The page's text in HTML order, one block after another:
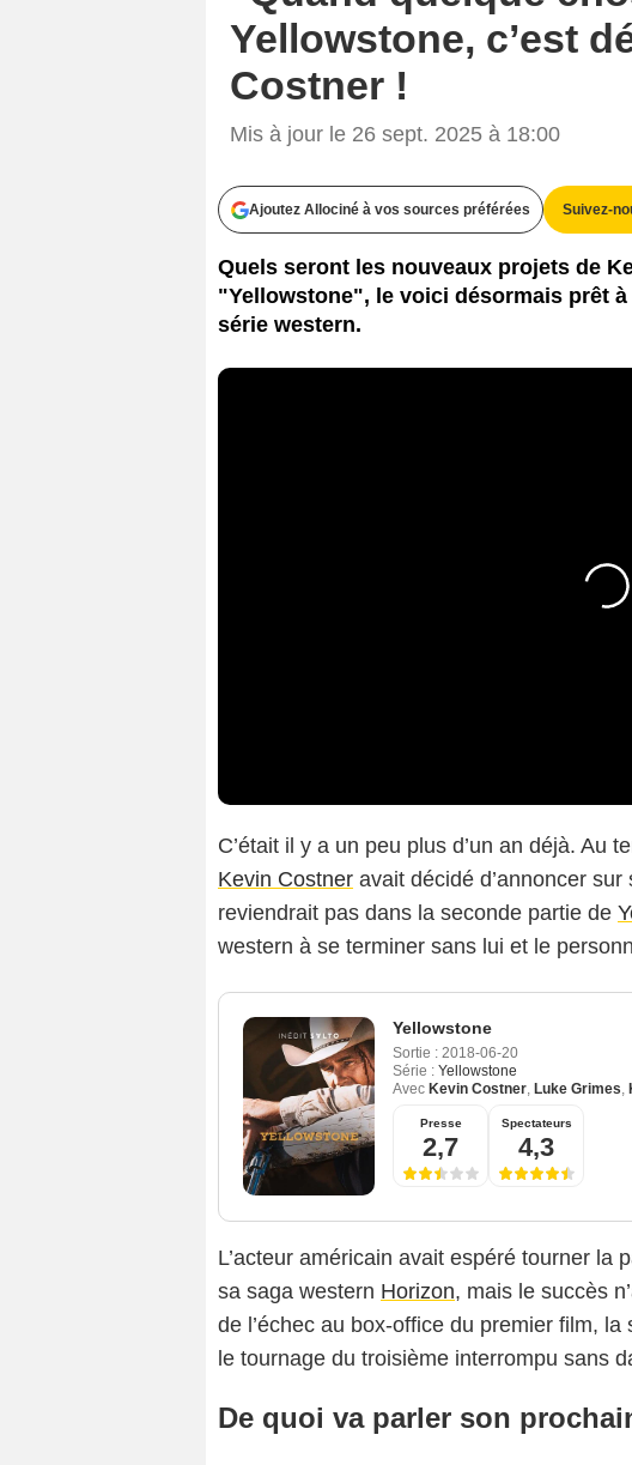
Yellowstone, c’est
Costner !
Mis à jour le 26 sept. 2025 à 18:00
Ajoutez Allociné à vos sources préférées Suivez-
Quels seront les nouveaux projets de
"Yellowstone", le voici désormais prêt
série western.
C’était il y a un peu plus d’un an déjà. Au
Kevin Costner avait décidé d’annoncer
reviendrait pas dans la seconde partie de
western à se terminer sans lui et le
Yellowstone
Sortie : 2018-06-20
Série : Yellowstone
Avec Kevin Costner, Luke Grimes,
Presse
2,7
Spectateurs
4,3
L’acteur américain avait espéré tourner la
sa saga western Horizon, mais le succès
de l’échec au box-office du premier film,
le tournage du troisième interrompu sans
De quoi va parler son